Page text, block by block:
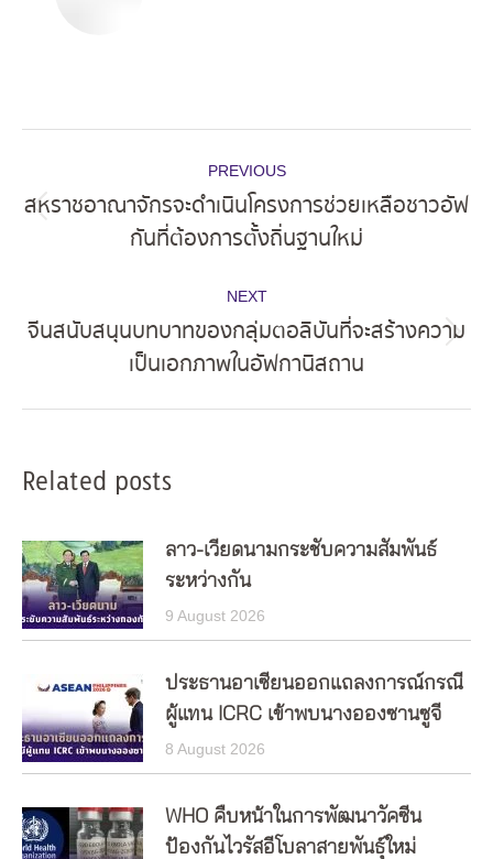
navigation
PREVIOUS
Previous
post:
สหราชอาณาจักรจะดำเนินโครงการช่วยเหลือชาวอัฟ
กันที่ต้องการตั้งถิ่นฐานใหม่
NEXT
Next
post:
จีนสนับสนุนบทบาทของกลุ่มตอลิบันที่จะสร้างความ
เป็นเอกภาพในอัฟกานิสถาน
Related posts
ลาว-เวียดนามกระชับความสัมพันธ์
ระหว่างกัน
9 August 2026
ประธานอาเซียนออกแถลงการณ์กรณี
ผู้แทน ICRC เข้าพบนางอองซานซูจี
8 August 2026
WHO คืบหน้าในการพัฒนาวัคซีน
ป้องกันไวรัสอีโบลาสายพันธุ์ใหม่